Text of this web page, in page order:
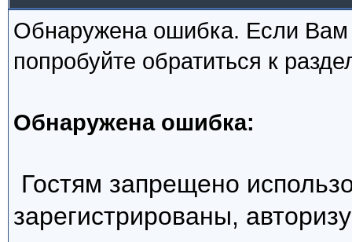
Обнаружена ошибка. Если
попробуйте обратиться к
Обнаружена ошибка:
Гостям запрещено
зарегистрированы,